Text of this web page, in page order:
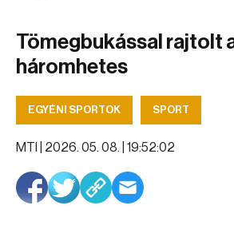
Tömegbukással rajtolt
háromhetes
EGYÉNI SPORTOK SPORT
MTI | 2026. 05. 08. | 19:52:02